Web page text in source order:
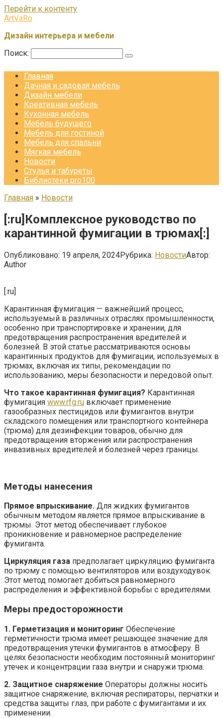
Перейти к контенту
ArtVaRo
Дизайн интерьера и мебели
Поиск:
Главная
Дачная и садовая мебель
Дизайн мебели
Креативная мебель
Кухонная мебель
Мебель будущего
Мебель для гостиной
Мебель для спальни
Мягкая мебель
Новости
Стулья и табуреты
Библиотеки pro100
Главная » Новости
[:ru]Комплексное руководство по
карантинной фумигации в трюмах[:]
Опубликовано: 19 апреля, 2024Рубрика: НовостиАвтор:
Author
[:ru]
Карантинная фумигация — важнейший процесс,
используемый в различных отраслях промышленности,
особенно при транспортировке и хранении, для
предотвращения распространения вредителей и
болезней. В этой статье рассматриваются основы
карантинных продуктов для фумигации, используемых в
трюмах, включая их типы, рекомендации по
использованию, меры безопасности и передовой опыт.
Что такое карантинная фумигация? Карантинная
фумигация www.rfg.ru включает применение
газообразных пестицидов или фумигантов внутри
складского помещения или транспортного контейнера
(трюма) для дезинфекции товаров, обычно для
предотвращения вторжения или распространения
инвазивных вредителей и болезней через границы.
Методы нанесения
Прямое впрыскивание. Для жидких фумигантов
обычным методом является прямое впрыскивание в
трюмы. Этот метод обеспечивает глубокое
проникновение и равномерное распределение
фумиганта.
Циркуляция газа предполагает циркуляцию фумиганта
по трюму с помощью вентиляторов или воздуходувок.
Этот метод помогает добиться равномерного
распределения и эффективной борьбы с вредителями.
Меры предосторожности
1. Герметизация и мониторинг Обеспечение
герметичности трюма имеет решающее значение для
предотвращения утечки фумигантов в атмосферу. В
целях безопасности необходим постоянный мониторинг
утечек и концентрации газа внутри и снаружи трюма.
2. Защитное снаряжение Операторы должны носить
защитное снаряжение, включая респираторы, перчатки и
средства защиты глаз, при работе с фумигантами и их
применении.